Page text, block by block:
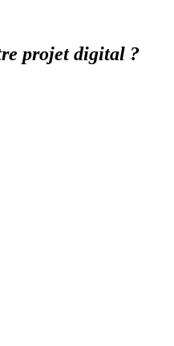
projet digital ?